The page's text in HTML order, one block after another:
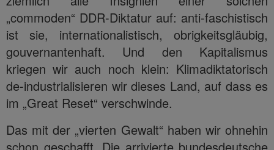
„commoden“ DDR-Diktatur auf: anti-faschistisch
ist sie, internationalistisch, obrigkeitsgläubig,
gouvernantenhaft. Und den Kapitalismus
kriegen wir auch noch klein: Klimadiktatorisch
de-industrialisieren wir dieses Land, auf dass es
im „Great Reset“ verschwinde.
Das mit der „vierten Gewalt“ haben wir ohnehin